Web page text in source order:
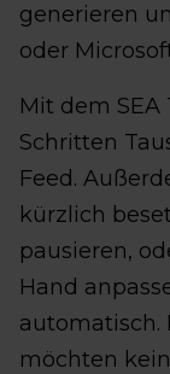
generieren
oder
Mit dem
Schritten
Feed.
kürzlich
pausieren,
Hand
automatisch.
möchten